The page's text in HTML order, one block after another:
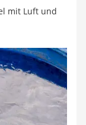
mit Luft und